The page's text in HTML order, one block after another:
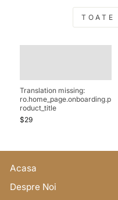
TOATE
Translation missing:
ro.home_page.onboarding.p
roduct_title
$29
Acasa
Despre Noi